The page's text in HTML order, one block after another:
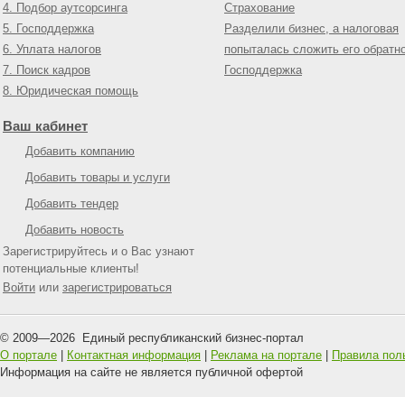
4. Подбор аутсорсинга
5. Господдержка
6. Уплата налогов
7. Поиск кадров
8. Юридическая помощь
Страхование
Разделили бизнес, а налоговая
попыталась сложить его
Господдержка
Ваш кабинет
Добавить компанию
Добавить товары и услуги
Добавить тендер
Добавить новость
Зарегистрируйтесь и о Вас узнают
потенциальные клиенты!
Войти или зарегистрироваться
© 2009—2026 Единый республиканский бизнес-портал
О портале
Контактная информация Реклама на портале
Правила
Информация на сайте не является публичной офертой